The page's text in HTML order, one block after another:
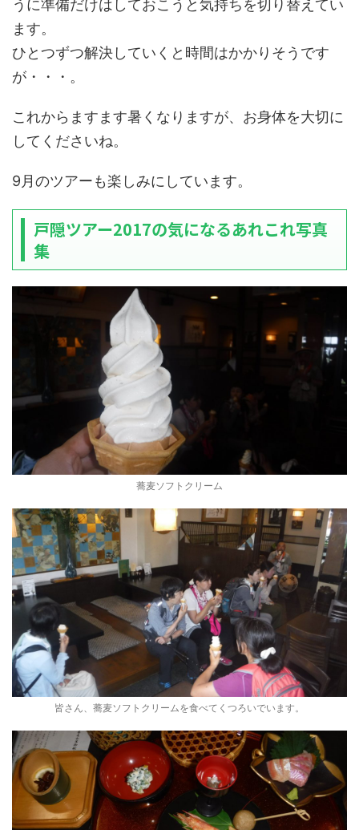
うに準備だけはしておこうと気持ちを切り替えてい
ます。
ひとつずつ解決していくと時間はかかりそうです
が・・・。
これからますます暑くなりますが、お身体を大切に
してくださいね。
9月のツアーも楽しみにしています。
戸隠ツアー2017の気になるあれこれ写真
集
蕎麦ソフトクリーム
皆さん、蕎麦ソフトクリームを食べてくつろいでいます。